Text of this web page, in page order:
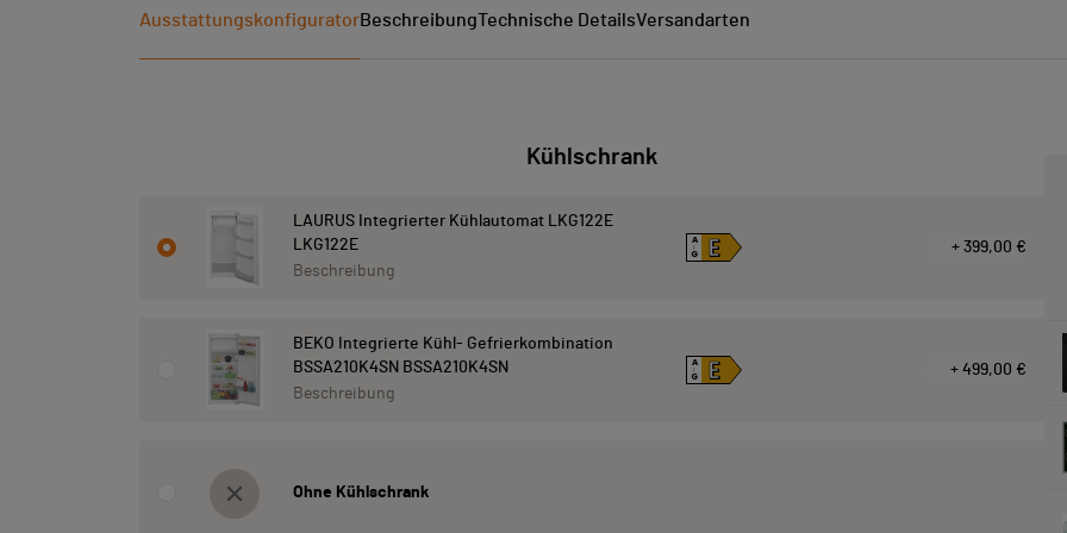
AusstattungskonfiguratorBeschreibungTechnische DetailsVersandarten
Kühlschrank
LAURUS Integrierter Kühlautomat LKG122E
LKG122E
Beschreibung
A
↑
G E + 399,00 €
BEKO Integrierte Kühl- Gefrierkombination
BSSA210K4SN BSSA210K4SN
Beschreibung
A
↑
G E + 499,00 €
Ohne Kühlschrank